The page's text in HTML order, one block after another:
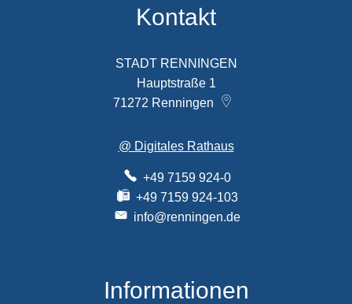
Kontakt
STADT RENNINGEN
Hauptstraße 1
71272 Renningen
@ Digitales Rathaus
+49 7159 924-0
+49 7159 924-103
info@renningen.de
Informationen